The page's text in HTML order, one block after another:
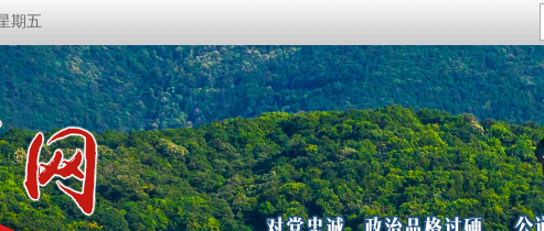
期五